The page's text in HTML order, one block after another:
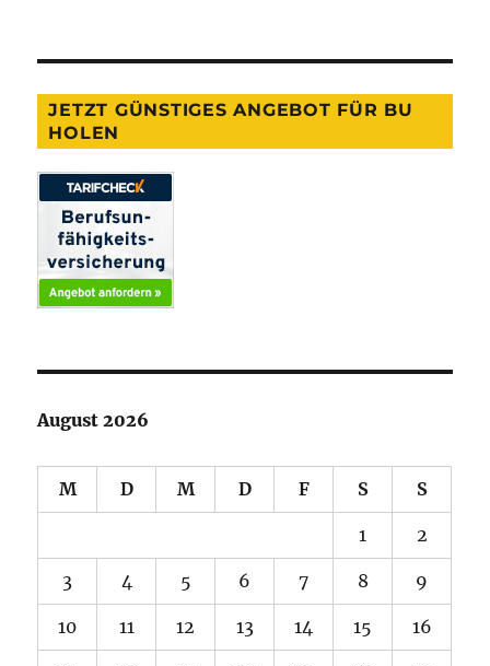
JETZT GÜNSTIGES ANGEBOT FÜR BU
HOLEN
August 2026
M D M D F S S
1 2
3 4 5 6 7 8 9
10 11 12 13 14 15 16